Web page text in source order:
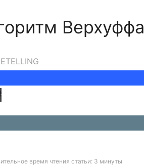
Верхуффа
время чтения статьи: 3 минуты